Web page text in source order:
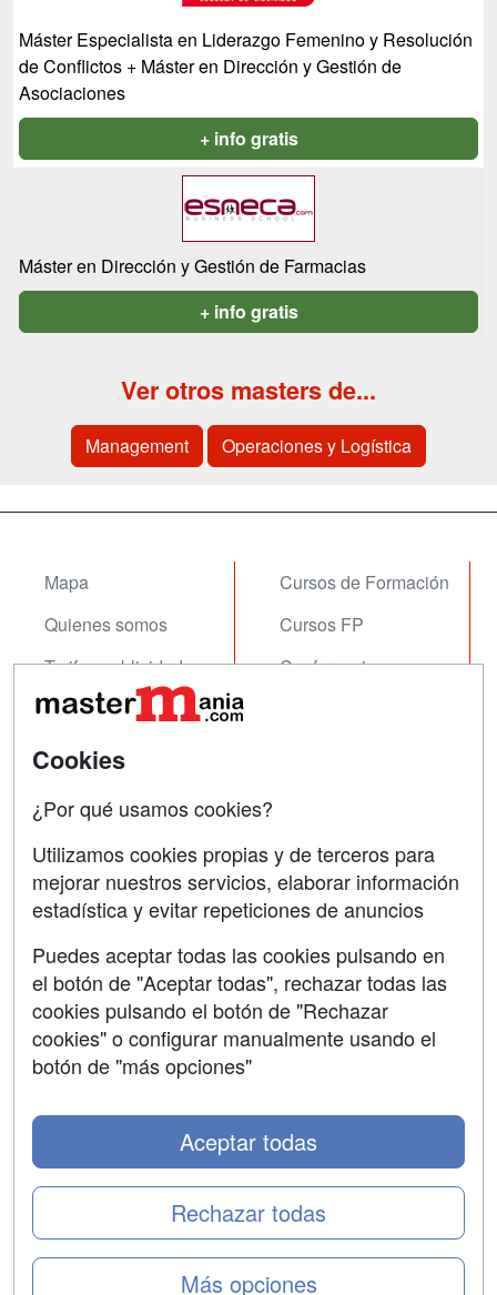
Máster Especialista en Liderazgo Femenino y Resolución
de Conflictos + Máster en Dirección y Gestión de
Asociaciones
+ info gratis
Máster en Dirección y Gestión de Farmacias
+ info gratis
Ver otros masters de...
Management Operaciones y Logística
Mapa
Quienes somos
Tarifas publicidad
Acceso Usuarios
Acceso Centros
Cursos de Formación
Cursos FP
Conferencias
Contactar
Confidencialidad
Aviso legal
Copyleft
Cookies
¿Por qué usamos cookies?
Utilizamos cookies propias y de terceros para
mejorar nuestros servicios, elaborar información
estadística y evitar repeticiones de anuncios
Puedes aceptar todas las cookies pulsando en
el botón de "Aceptar todas", rechazar todas las
cookies pulsando el botón de "Rechazar
cookies" o configurar manualmente usando el
botón de "más opciones"
Más opciones
Rechazar todas
Aceptar todas